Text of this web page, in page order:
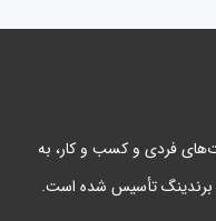
فردی و کسب و کار، به
برندینگ تأسیس شده است.